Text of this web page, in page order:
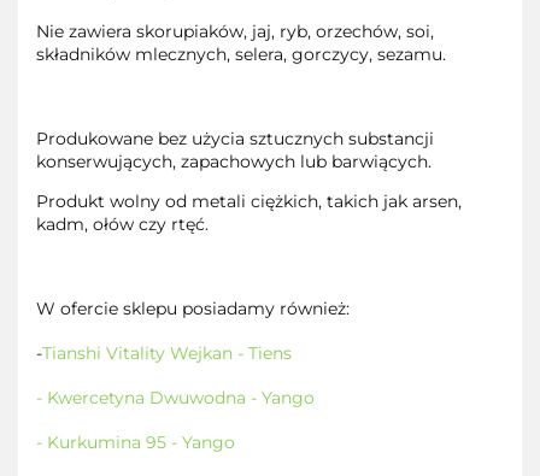
Nie zawiera skorupiaków, jaj, ryb, orzechów, soi,
składników mlecznych, selera, gorczycy, sezamu.
Produkowane bez użycia sztucznych substancji
konserwujących, zapachowych lub barwiących.
Produkt wolny od metali ciężkich, takich jak arsen,
kadm, ołów czy rtęć.
W ofercie sklepu posiadamy również:
-Tianshi Vitality Wejkan - Tiens
- Kwercetyna Dwuwodna - Yango
- Kurkumina 95 - Yango